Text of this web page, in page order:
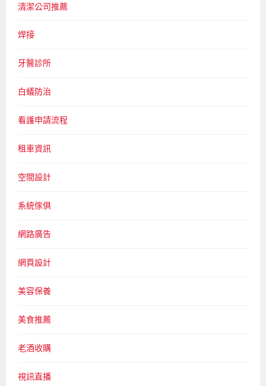
清潔公司推薦
焊接
牙醫診所
白蟻防治
看護申請流程
租車資訊
空間設計
系統傢俱
網路廣告
網頁設計
美容保養
美食推薦
老酒收購
視訊直播